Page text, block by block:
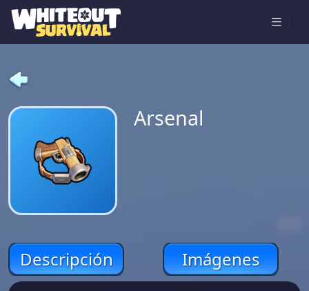
Arsenal
Descripción Imágenes